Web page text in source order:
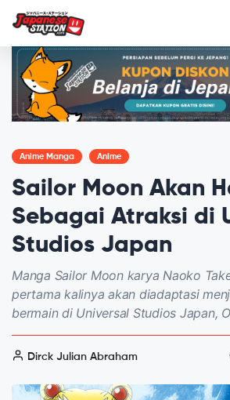
Anime Manga Anime
Sailor Moon Akan
Sebagai Atraksi di
Studios Japan
Manga Sailor Moon karya Naoko
pertama kalinya akan diadaptasi
bermain di Universal Studios Japan,
Dirck Julian Abraham